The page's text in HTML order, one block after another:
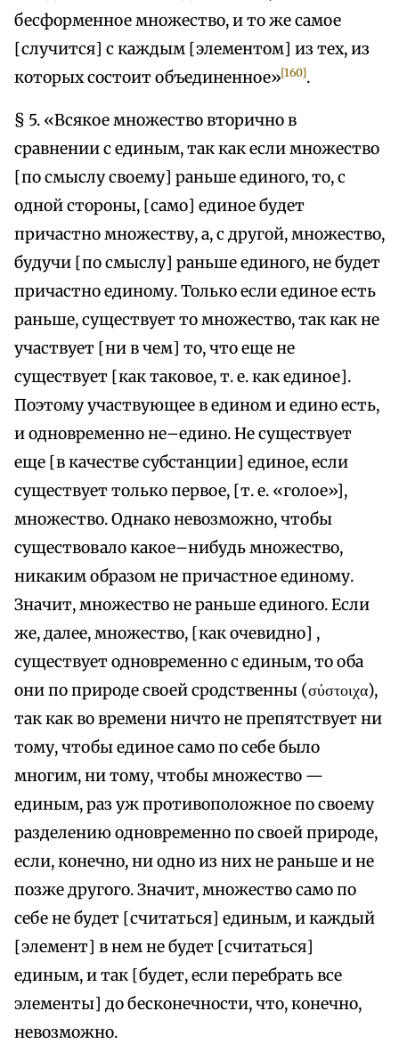
бесформенное множество, и то же самое
[случится] с каждым [элементом] из тех, из
которых состоит объединенное»[160].
§ 5. «Всякое множество вторично в
сравнении с единым, так как если множество
[по смыслу своему] раньше единого, то, с
одной стороны, [само] единое будет
причастно множеству, а, с другой, множество,
будучи [по смыслу] раньше единого, не будет
причастно единому. Только если единое есть
раньше, существует то множество, так как не
участвует [ни в чем] то, что еще не
существует [как таковое, т. е. как единое].
Поэтому участвующее в едином и едино есть,
и одновременно не–едино. Не существует
еще [в качестве субстанции] единое, если
существует только первое, [т. е. «голое»],
множество. Однако невозможно, чтобы
существовало какое–нибудь множество,
никаким образом не причастное единому.
Значит, множество не раньше единого. Если
же, далее, множество, [как очевидно] ,
существует одновременно с единым, то оба
они по природе своей сродственны (σύστοιχα),
так как во времени ничто не препятствует ни
тому, чтобы единое само по себе было
многим, ни тому, чтобы множество —
единым, раз уж противоположное по своему
разделению одновременно по своей природе,
если, конечно, ни одно из них не раньше и не
позже другого. Значит, множество само по
себе не будет [считаться] единым, и каждый
[элемент] в нем не будет [считаться]
единым, и так [будет, если перебрать все
элементы] до бесконечности, что, конечно,
невозможно.